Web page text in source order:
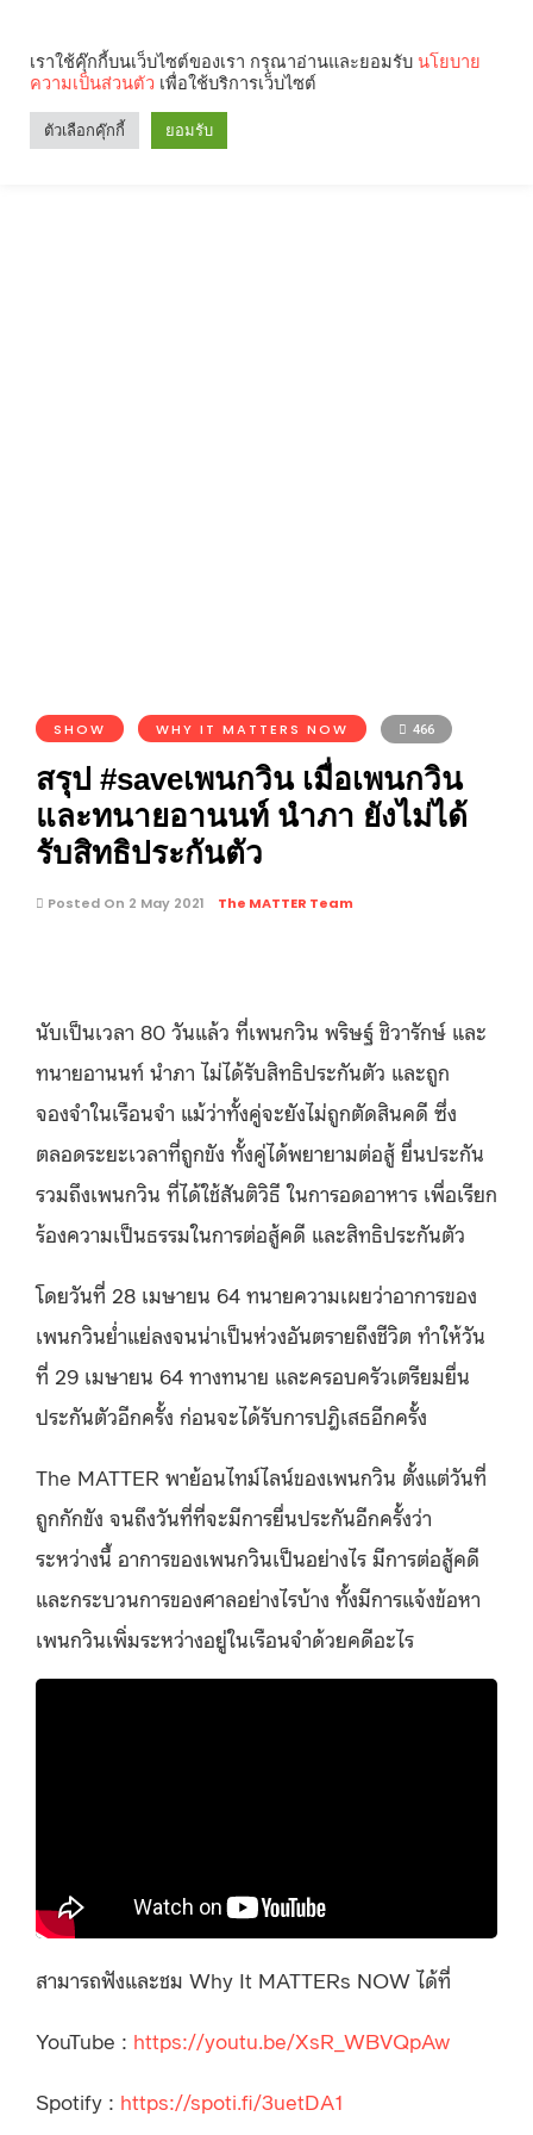
SHOW WHY IT MATTERS NOW 466
สรุป #saveเพนกวิน​ เมื่อเพนกวิน
และทนายอานนท์ นำภา ยังไม่ได้
รับสิทธิประกันตัว
Posted On 2 May 2021 The MATTER Team
นับเป็นเวลา 80 วันแล้ว ที่เพนกวิน พริษฐ์ ชิวารักษ์ และ
ทนายอานนท์ นำภา ไม่ได้รับสิทธิประกันตัว และถูก
จองจำในเรือนจำ แม้ว่าทั้งคู่จะยังไม่ถูกตัดสินคดี ซึ่ง
ตลอดระยะเวลาที่ถูกขัง ทั้งคู่ได้พยายามต่อสู้ ยื่นประกัน
รวมถึงเพนกวิน ที่ได้ใช้สันติวิธี ในการอดอาหาร เพื่อเรียก
ร้องความเป็นธรรมในการต่อสู้คดี และสิทธิประกันตัว
โดยวันที่ 28 เมษายน 64 ทนายความเผยว่าอาการของ
เพนกวินย่ำแย่ลงจนน่าเป็นห่วงอันตรายถึงชีวิต ทำให้วัน
ที่ 29 เมษายน 64 ทางทนาย และครอบครัวเตรียมยื่น
ประกันตัวอีกครั้ง ก่อนจะได้รับการปฎิเสธอีกครั้ง
The MATTER พาย้อนไทม์ไลน์ของเพนกวิน ตั้งแต่วันที่
ถูกกักขัง จนถึงวันที่ที่จะมีการยื่นประกันอีกครั้งว่า
ระหว่างนี้ อาการของเพนกวินเป็นอย่างไร มีการต่อสู้คดี
และกระบวนการของศาลอย่างไรบ้าง ทั้งมีการแจ้งข้อหา
เพนกวินเพิ่มระหว่างอยู่ในเรือนจำด้วยคดีอะไร
สามารถฟังและชม Why It MATTERs NOW ได้ที่
YouTube : https://youtu.be/XsR_WBVQpAw
Spotify : https://spoti.fi/3uetDA1
เราใช้คุ๊กกี้บนเว็บไซต์ของเรา กรุณาอ่านและยอมรับ นโยบาย
ความเป็นส่วนตัว เพื่อใช้บริการเว็บไซต์
ตัวเลือกคุ๊กกี้ ยอมรับ